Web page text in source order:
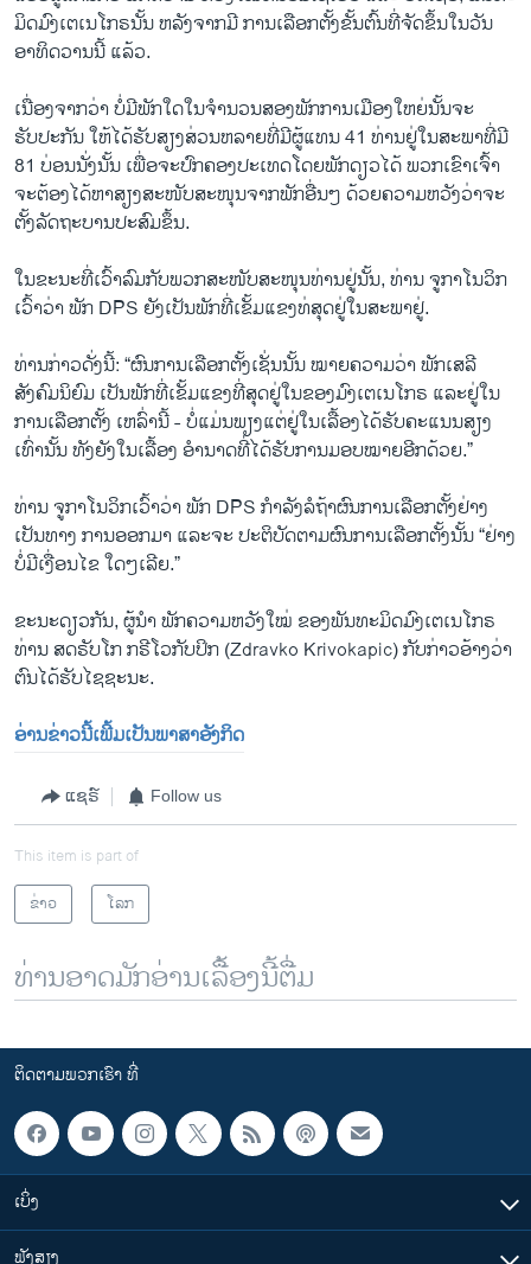
ພາສາຕ່າງໆ
ມິດມົງເຕເນໂກຣນັ້ນ ຫລັງຈາກມີ ການເລືອກຕັ້ງຂັ້ນຕົ້ນທີ່ຈັດຂຶ້ນໃນວັນ
ອາທິດວານນີ້ ແລ້ວ.
ເນື່ອງຈາກວ່າ ບໍ່ມີພັກໃດໃນຈໍານວນສອງພັກການເມືອງໃຫຍ່ນັ້ນຈະ
ຮັບປະກັນ ໃຫ້ໄດ້ຮັບສຽງສ່ວນຫລາຍທີ່ມີຜູ້ແທນ 41 ທ່ານຢູ່ໃນສະພາທີ່ມີ
81 ບ່ອນນັ່ງນັ້ນ ເພື່ອຈະປົກຄອງປະເທດໂດຍພັກດຽວໄດ້ ພວກເຂົາເຈົ້າ
ຈະຕ້ອງໄດ້ຫາສຽງສະໜັບສະໜຸນຈາກພັກອື່ນໆ ດ້ວຍຄວາມຫວັງວ່າຈະ
ຕັ້ງລັດຖະບານປະສົມຂຶ້ນ.
ໃນຂະນະທີ່ເວົ້າລົມກັບພວກສະໜັບສະໜຸນທ່ານຢູ່ນັ້ນ, ທ່ານ ຈູກາໂນວິກ
ເວົ້າວ່າ ພັກ DPS ຍັງເປັນພັກທີ່ເຂັ້ມແຂງທ່ສຸດຢູ່ໃນສະພາຢູ່.
ທ່ານກ່າວດັ່ງນີ້: “ຜົນການເລືອກຕັ້ງເຊັ່ນນັ້ນ ໝາຍຄວາມວ່າ ພັກເສລີ
ສັງຄົມນິຍົມ ເປັນພັກທີ່ເຂັ້ມແຂງທີ່ສຸດຢູ່ໃນຂອງມົງເຕເນໂກຣ ແລະຢູ່ໃນ
ການເລືອກຕັ້ງ ເຫລົ່ານີ້ - ບໍ່ແມ່ນພຽງແຕ່ຢູ່ໃນເລື້ອງໄດ້ຮັບຄະແນນສຽງ
ເທົ່ານັ້ນ ທັງຍັງໃນເລື້ອງ ອໍານາດທີ່ໄດ້ຮັບການມອບໝາຍອີກດ້ວຍ.”
ທ່ານ ຈູກາໂນວິກເວົ້າວ່າ ພັກ DPS ກໍາລັງລໍຖ້າຜົນການເລືອກຕັ້ງຢ່າງ
ເປັນທາງ ການອອກມາ ແລະຈະ ປະຕິບັດຕາມຜົນການເລືອກຕັ້ງນັ້ນ “ຢ່າງ
ບໍ່ມີເງື່ອນໄຂ ໃດໆເລີຍ.”
ຂະນະດຽວກັນ, ຜູ້ນໍາ ພັກຄວາມຫວັງໃໝ່ ຂອງພັນທະມິດມົງເຕເນໂກຣ
ທ່ານ ສດຣັບໂກ ກຣີໂວກັບປິກ (Zdravko Krivokapic) ກັບກ່າວອ້າງວ່າ
ຕົນໄດ້ຮັບໄຊຊະນະ.
ອ່ານຂ່າວນີ້ເພີ້ມເປັນພາສາອັງກິດ
ແຊຣ໌ Follow us
This item is part of
ຂ່າວ
ໂລກ
ທ່ານອາດມັກອ່ານເລື້ອງນີ້ຕື່ມ
ຕິດຕາມພວກເຮົາ ທີ່
ເບິ່ງ
ຟັງສຽງ